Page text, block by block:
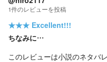
1件のレビューを投稿
★★★ Excellent!!!
ちなみに…
このレビューは小説のネタバ